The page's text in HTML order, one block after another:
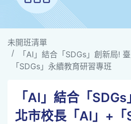
未開班清單
「AI」結合「SDGs」創新局!
「SDGs」永續教育研習專班
「AI」結合「
北市校長「AI」+「